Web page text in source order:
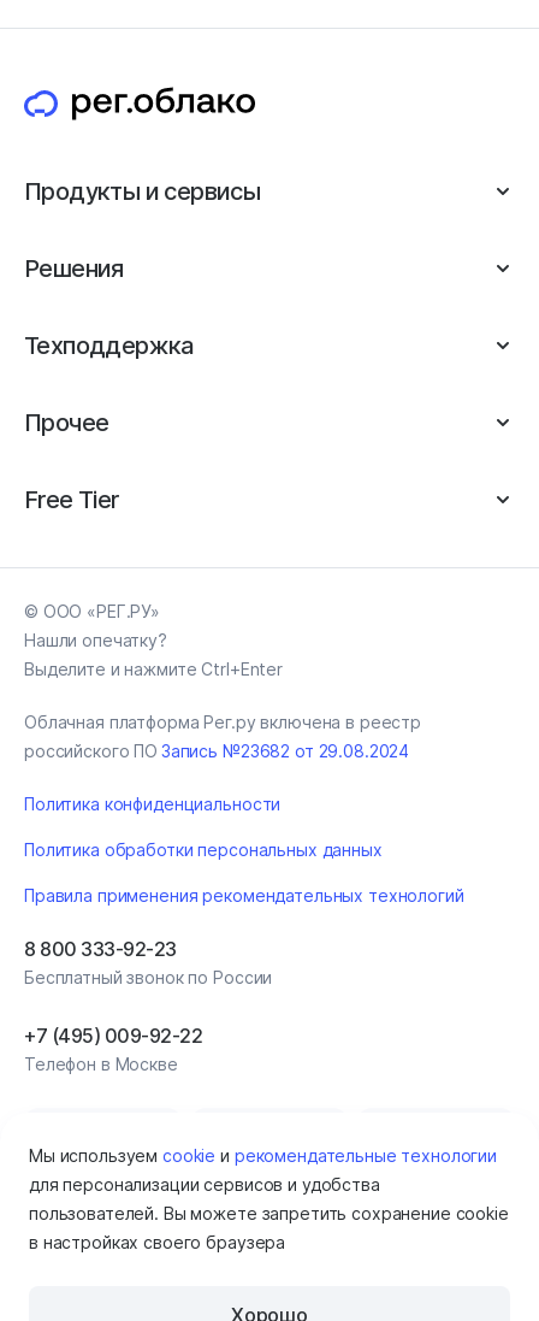
Продукты и сервисы
Решения
Техподдержка
Прочее
Free Tier
© ООО «РЕГ.РУ»
Нашли опечатку?
Выделите и нажмите Ctrl+Enter
Облачная платформа Рег.ру включена в реестр
российского ПО Запись №23682 от 29.08.2024
Политика конфиденциальности
Политика обработки персональных данных
Правила применения рекомендательных технологий
8 800 333-92-23
Бесплатный звонок по России
+7 (495) 009‑92‑22
Телефон в Москве
Мы используемcookie и рекомендательные технологии
для персонализации сервисов и удобства
пользователей. Вы можете запретить сохранение cookie
в настройках своего браузера
Хорошо